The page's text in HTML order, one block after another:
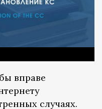
вправе
случаях.